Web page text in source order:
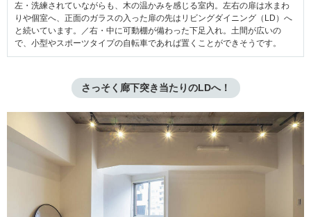
左・洗練されていながらも、木の温かみを感じる室内。左右の扉は水まわ
りや個室へ、正面のガラスの入った扉の先はリビングダイニング（LD）へ
と続いています。／右・中に可動棚が備わった下足入れ。土間が広いの
で、小型やスポーツタイプの自転車であれば置くことができそうです。
さっそく廊下突き当たりのLDへ！